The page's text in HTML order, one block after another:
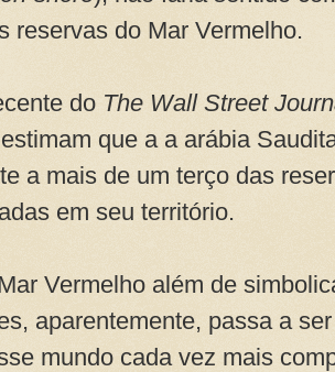
reservas do Mar Vermelho.
do The Wall Street
que a a arábia
a mais de um terço das
em seu território.
Vermelho além de
aparentemente, passa a
mundo cada vez mais